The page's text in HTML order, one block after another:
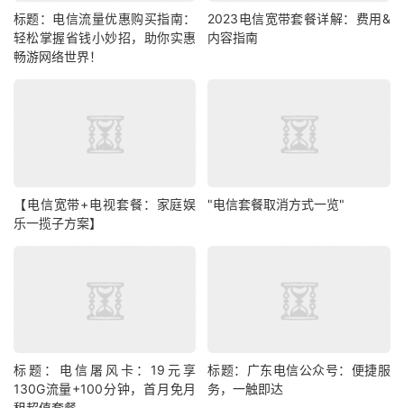
标题：电信流量优惠购买指南：
轻松掌握省钱小妙招，助你实惠
畅游网络世界！
2023电信宽带套餐详解：费用&
内容指南
【电信宽带+电视套餐：家庭娱
乐一揽子方案】
"电信套餐取消方式一览"
标题：电信屠风卡：19元享
130G流量+100分钟，首月免月
标题：广东电信公众号：便捷服
务，一触即达